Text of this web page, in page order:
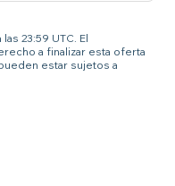
23:59 UTC. El
a finalizar esta oferta
estar sujetos a